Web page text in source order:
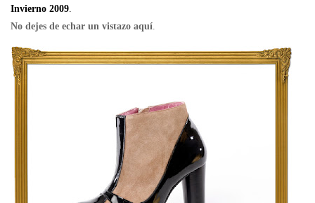
Invierno 2009
No dejes de echar un vistazo aquí